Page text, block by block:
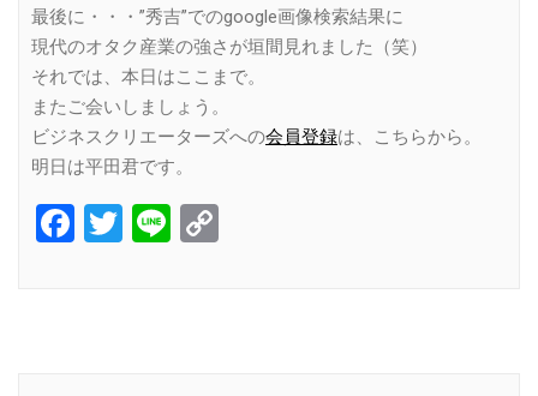
最後に・・・”秀吉”でのgoogle画像検索結果に
現代のオタク産業の強さが垣間見れました（笑）
それでは、本日はここまで。
またご会いしましょう。
ビジネスクリエーターズへの会員登録は、こちらから。
明日は平田君です。
Facebook
Twitter
Line